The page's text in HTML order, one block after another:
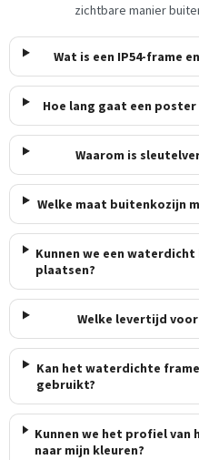
zichtbare manier
Wat is een IP54-frame
Hoe lang gaat een
Waarom is
Welke maat buitenkozijn
Kunnen we een
plaatsen?
Welke levertijd
Kan het waterdichte
gebruikt?
Kunnen we het profiel van
naar mijn kleuren?